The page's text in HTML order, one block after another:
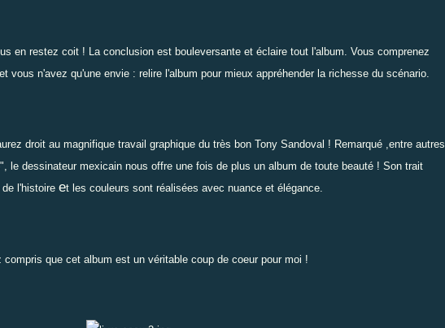
en restez coit ! La conclusion est bouleversante et éclaire tout l'album. Vous comprenez
vous n'avez qu'une envie : relire l'album pour mieux appréhender la richesse du scénario.
droit au magnifique travail graphique du très bon Tony Sandoval ! Remarqué ,entre autres,
le dessinateur mexicain nous offre une fois de plus un album de toute beauté ! Son trait
l'histoire et les couleurs sont réalisées avec nuance et élégance.
compris que cet album est un véritable coup de coeur pour moi !